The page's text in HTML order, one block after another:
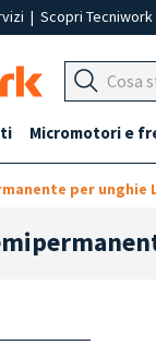
| Scopri Tecniwork
Micromotori e
per unghie